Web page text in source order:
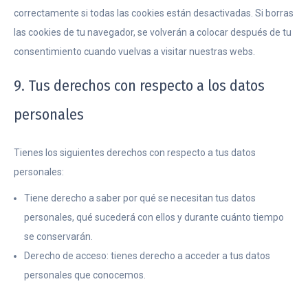
correctamente si todas las cookies están desactivadas. Si borras
las cookies de tu navegador, se volverán a colocar después de tu
consentimiento cuando vuelvas a visitar nuestras webs.
9. Tus derechos con respecto a los datos
personales
Tienes los siguientes derechos con respecto a tus datos
personales:
Tiene derecho a saber por qué se necesitan tus datos
personales, qué sucederá con ellos y durante cuánto tiempo
se conservarán.
Derecho de acceso: tienes derecho a acceder a tus datos
personales que conocemos.